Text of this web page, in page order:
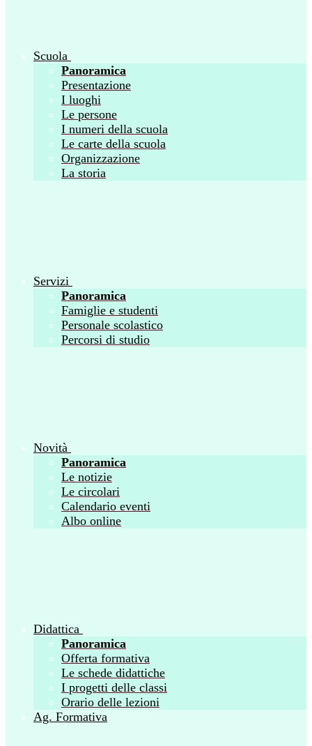
Scuola
Panoramica
Presentazione
I luoghi
Le persone
I numeri della scuola
Le carte della scuola
Organizzazione
La storia
Servizi
Panoramica
Famiglie e studenti
Personale scolastico
Percorsi di studio
Novità
Panoramica
Le notizie
Le circolari
Calendario eventi
Albo online
Didattica
Panoramica
Offerta formativa
Le schede didattiche
I progetti delle classi
Orario delle lezioni
Ag. Formativa